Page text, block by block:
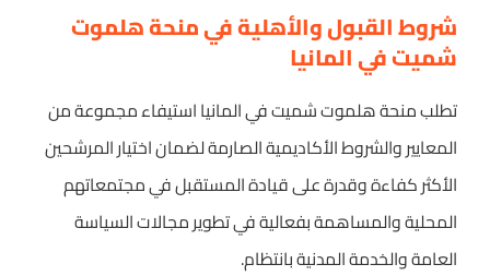
شروط القبول والأهلية في منحة هلموت
شميت في المانيا
تطلب منحة هلموت شميت في المانيا استيفاء مجموعة من
المعايير والشروط الأكاديمية الصارمة لضمان اختيار المرشحين
الأكثر كفاءة وقدرة على قيادة المستقبل في مجتمعاتهم
المحلية والمساهمة بفعالية في تطوير مجالات السياسة
العامة والخدمة المدنية بانتظام.